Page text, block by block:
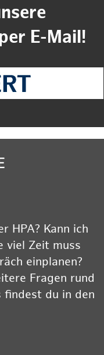
E-Mail!
HPA? Kann ich
viel Zeit muss
einplanen?
Fragen rund
findest du in den